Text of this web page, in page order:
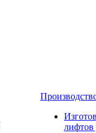
лифтов